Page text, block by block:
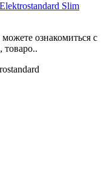
Slim
ознакомиться с
товаро..